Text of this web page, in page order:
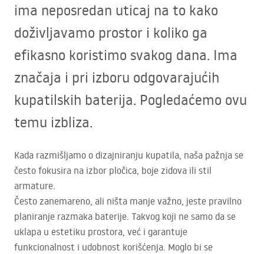
ima neposredan uticaj na to kako
doživljavamo prostor i koliko ga
efikasno koristimo svakog dana. Ima
značaja i pri izboru odgovarajućih
kupatilskih baterija. Pogledaćemo ovu
temu izbliza.
Kada razmišljamo o dizajniranju kupatila, naša pažnja se
često fokusira na izbor pločica, boje zidova ili stil
armature.
Često zanemareno, ali ništa manje važno, jeste pravilno
planiranje razmaka baterije. Takvog koji ne samo da se
uklapa u estetiku prostora, već i garantuje
funkcionalnost i udobnost korišćenja. Moglo bi se